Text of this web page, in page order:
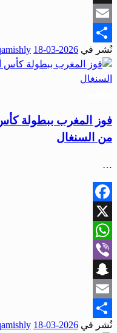
Snapchat
Email
Share
نُشر في 2026-03-18
فوز المغرب ببطولة كأس
من السنغال
…
Facebook
X
WhatsApp
Viber
Snapchat
Email
Share
نُشر في 2026-03-18